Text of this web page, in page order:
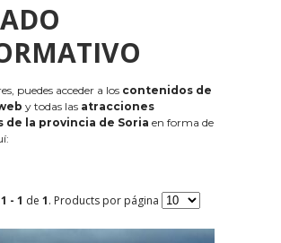
puedes acceder a los contenidos de
y todas las atracciones
de la provincia de Soria en forma de
1 - 1 de 1. Products por página